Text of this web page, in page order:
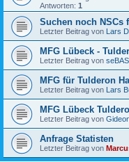
Antworten: 1
Suchen noch NSCs
Letzter Beitrag von Lars
MFG Lübeck -
Letzter Beitrag von
MFG für Tulderon
Letzter Beitrag von Lars
MFG Lübeck
Letzter Beitrag von
Anfrage Statisten
Letzter Beitrag von